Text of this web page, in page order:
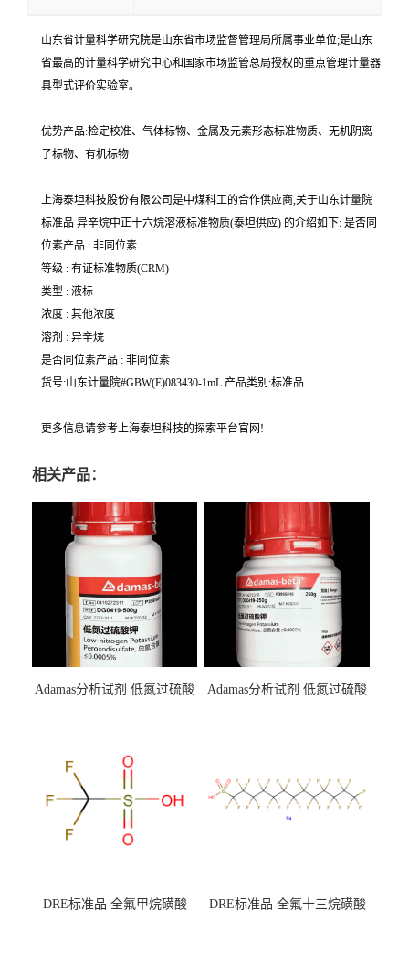
山东省计量科学研究院是山东省市场监督管理局所属事业单位;是山东
省最高的计量科学研究中心和国家市场监管总局授权的重点管理计量器
具型式评价实验室。
优势产品:检定校准、气体标物、金属及元素形态标准物质、无机阴离
子标物、有机标物
上海泰坦科技股份有限公司是中煤科工的合作供应商,关于山东计量院
标准品 异辛烷中正十六烷溶液标准物质(泰坦供应) 的介绍如下: 是否同
位素产品 : 非同位素
等级 : 有证标准物质(CRM)
类型 : 液标
浓度 : 其他浓度
溶剂 : 异辛烷
是否同位素产品 : 非同位素
货号:山东计量院#GBW(E)083430-1mL 产品类别:标准品
更多信息请参考上海泰坦科技的探索平台官网!
相关产品：
Adamas分析试剂 低氮过硫酸
（泰坦现货供应）
Adamas分析试剂 低氮过硫酸
DRE标准品 全氟甲烷磺酸
DRE标准品 全氟十三烷磺酸